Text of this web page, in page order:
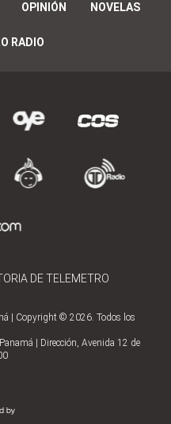
OPINIÓN NOVELAS
RADIO
DE TELEMETRO
| Copyright © 2026. Todos los
| Dirección, Avenida 12 de